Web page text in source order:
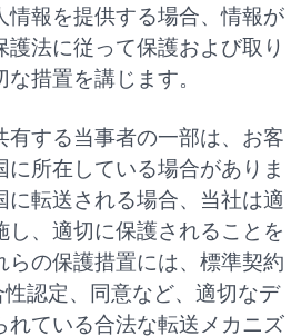
情報を提供する場合、情報が
法に従って保護および取り
措置を講じます。
有する当事者の一部は、お客
所在している場合がありま
転送される場合、当社は適
、適切に保護されることを
らの保護措置には、標準契約
性認定、同意など、適切なデ
れている合法な転送メカニズ